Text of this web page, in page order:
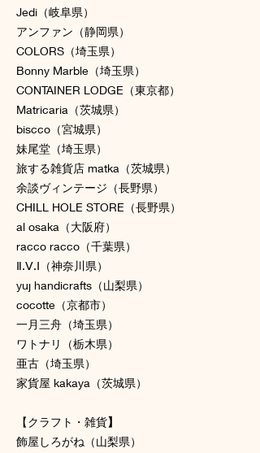
Jedi（岐阜県）
アンファン（静岡県）
COLORS（埼玉県）
Bonny Marble（埼玉県）
CONTAINER LODGE（東京都）
Matricaria（茨城県）
biscco（宮城県）
妹尾堂（埼玉県）
旅する雑貨店 matka（茨城県）
余談ヴィンテージ（長野県）
CHILL HOLE STORE（長野県）
al osaka（大阪府）
racco racco（千葉県）
Ⅱ.Ⅴ.Ⅰ（神奈川県）
yuj handicrafts（山梨県）
cocotte（京都市）
一月三舟（埼玉県）
ワトナリ（栃木県）
亜古（埼玉県）
家貨屋 kakaya（茨城県）
【クラフト・雑貨】
飾屋しろがね（山梨県）